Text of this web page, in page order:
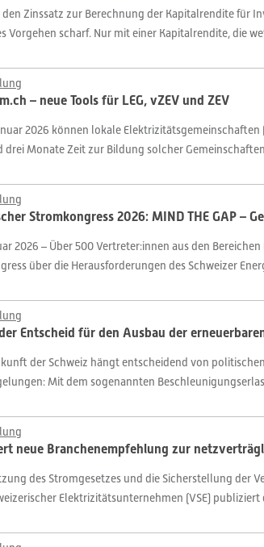
den Zinssatz zur Berechnung der Kapitalrendite für
Vorgehen scharf. Nur mit einer Kapitalrendite, die
– neue Tools für LEG, vZEV und ZEV
2026 können lokale
drei Monate Zeit zur Bildung solcher
Stromkongress 2026: MIND THE GAP –
2026 – Über 500 Vertreter:innen aus den
über die Herausforderungen des Schweizer
Entscheid für den Ausbau der
der Schweiz hängt entscheidend von
Mit dem sogenannten
neue Branchenempfehlung zur
des Stromgesetzes und die Sicherstellung der
Elektrizitätsunternehmen (VSE)